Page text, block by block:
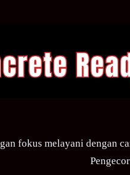
fokus melayani dengan